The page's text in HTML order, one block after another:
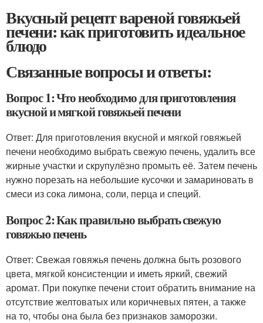
Вкусный рецепт вареной говяжьей
печени: как приготовить идеальное
блюдо
Связанные вопросы и ответы:
Вопрос 1: Что необходимо для приготовления
вкусной и мягкой говяжьей печени
Ответ: Для приготовления вкусной и мягкой говяжьей
печени необходимо выбрать свежую печень, удалить все
жирные участки и скрупулёзно промыть её. Затем печень
нужно порезать на небольшие кусочки и замариновать в
смеси из сока лимона, соли, перца и специй.
Вопрос 2: Как правильно выбрать свежую
говяжью печень
Ответ: Свежая говяжья печень должна быть розового
цвета, мягкой консистенции и иметь яркий, свежий
аромат. При покупке печени стоит обратить внимание на
отсутствие желтоватых или коричневых пятен, а также
на то, чтобы она была без признаков заморозки.